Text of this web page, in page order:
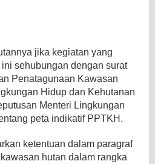
jika kegiatan yang
sehubungan dengan surat
Penatagunaan Kawasan
Hidup dan Kehutanan
Menteri Lingkungan
peta indikatif PPTKH.
ketentuan dalam paragraf
hutan dalam rangka